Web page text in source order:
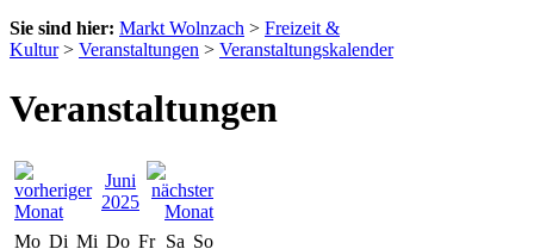
Sie sind hier: Markt Wolnzach > Freizeit &
Kultur> Veranstaltungen > Veranstaltungskalender
Veranstaltungen
Juni
2025
Mo Di Mi Do Fr Sa So